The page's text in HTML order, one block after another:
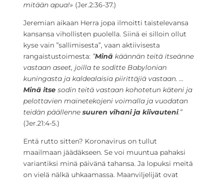
mitään apua!» (Jer.2:36-37.)
Jeremian aikaan Herra jopa ilmoitti taistelevansa
kansansa vihollisten puolella. Siinä ei silloin ollut
kyse vain ”sallimisesta”, vaan aktiivisesta
rangaistustoimesta: ”Minä käännän teitä itseänne
vastaan aseet, joilla te soditte Babylonian
kuningasta ja kaldealaisia piirittäjiä vastaan. …
Minä itse sodin teitä vastaan kohotetun käteni ja
pelottavien mainetekojeni voimalla ja vuodatan
teidän päällenne suuren vihani ja kiivauteni.”
(Jer.21:4-5.)
Entä rutto sitten? Koronavirus on tullut
maailmaan jäädäkseen. Se voi muuntua pahaksi
variantiksi minä päivänä tahansa. Ja lopuksi meitä
on vielä nälkä uhkaamassa. Maanviljelijät ovat